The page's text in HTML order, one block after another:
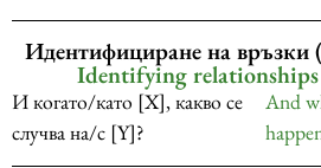
Идентифициране на връзки
Identifying relationships
И когато/като [X], какво се
случва на/с [Y]?
And